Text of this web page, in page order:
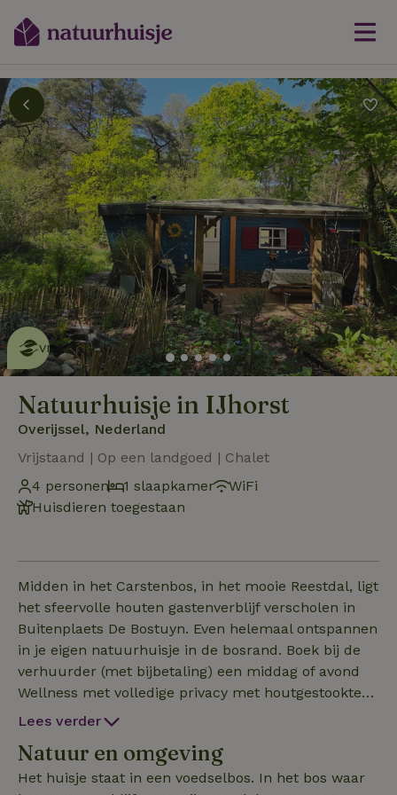
Dit natuurhuisje is eco-
vriendelijklees meer
Natuurhuisje in IJhorst
Overijssel, Nederland
Vrijstaand | Op een landgoed | Chalet
4 personen
1 slaapkamer
WiFi
Huisdieren toegestaan
Midden in het Carstenbos, in het mooie Reestdal, ligt
het sfeervolle houten gastenverblijf verscholen in
Buitenplaets De Bostuyn. Even helemaal ontspannen
in je eigen natuurhuisje in de bosrand. Boek bij de
verhuurder (met bijbetaling) een middag of avond
Wellness met volledige privacy met houtgestookte
hottub en/of buitensauna (woensdag gesloten). Er
vanuit het natuurhuisje. Beleef de natuur: 's Avonds
hoor je regelmatig de bosuil en er zijn reeen, dassen
Lees verder
Natuur en omgeving
Het huisje staat in een voedselbos. In het bos waar